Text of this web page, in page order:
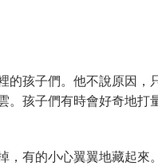
的孩子們。他不說原因
。孩子們有時會好奇地
，有的小心翼翼地藏起